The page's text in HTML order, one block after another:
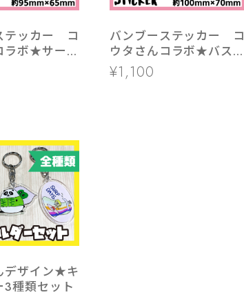
テッカー コ
ラボ★サーフ
イズ 1枚
バンブーステッカー コ
ウタさんコラボ★バス
中サイズ 1枚
¥1,100
デザイン★キ
3種類セット